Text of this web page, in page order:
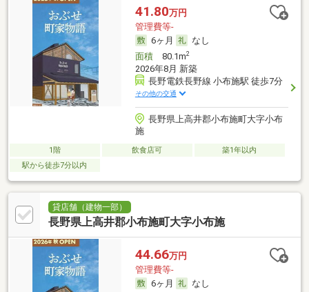
41.80万円
管理費等-
6ヶ月
なし
面積80.1m2
2026年8月 新築
長野電鉄長野線 小布施駅 徒歩7分
その他の交通
長野県上高井郡小布施町大字小布
施
1階 飲食店可
築1年以内
駅から徒歩7分以内
貸店舗（建物一部）
長野県上高井郡小布施町大字小布施
44.66万円
管理費等-
6ヶ月
なし